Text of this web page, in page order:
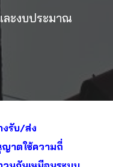
ละงบประมาณ
งรับ/ส่ง
ญาตใช้ความถี่